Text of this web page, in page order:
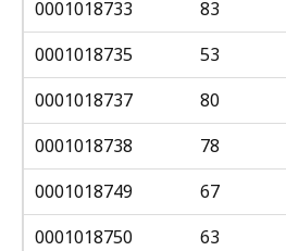
0001018733
83
0001018735
53
0001018737
80
0001018738
78
0001018749
67
0001018750
63